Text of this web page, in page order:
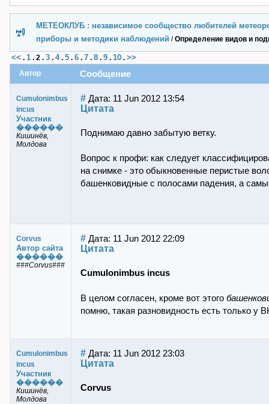
МЕТЕОКЛУБ : независимое сообщество любителей
приборы и методики наблюдений /Определение видов и
<< . 1 . 2 . 3 . 4. 5 . 6 . 7 . 8 . 9 . 10 . >>
Автор Сообщение
Cumulonimbus
incus
Участник
������
Кишинёв,
Молдова
# Дата: 11 Jun 2012 13:54
Цитата
Поднимаю давно забытую ветку.
Вопрос к профи: как следует
на снимке - это обыкновенные перистые
башенковидные с полосами падения, а
Corvus
Автор сайта
������
###Corvus###
# Дата: 11 Jun 2012 22:09
Цитата
Cumulonimbus incus
В целом согласен, кроме вот этого
помню, такая разновидность есть только у
Cumulonimbus
incus
Участник
������
Кишинёв,
Молдова
# Дата: 11 Jun 2012 23:03
Цитата
Corvus